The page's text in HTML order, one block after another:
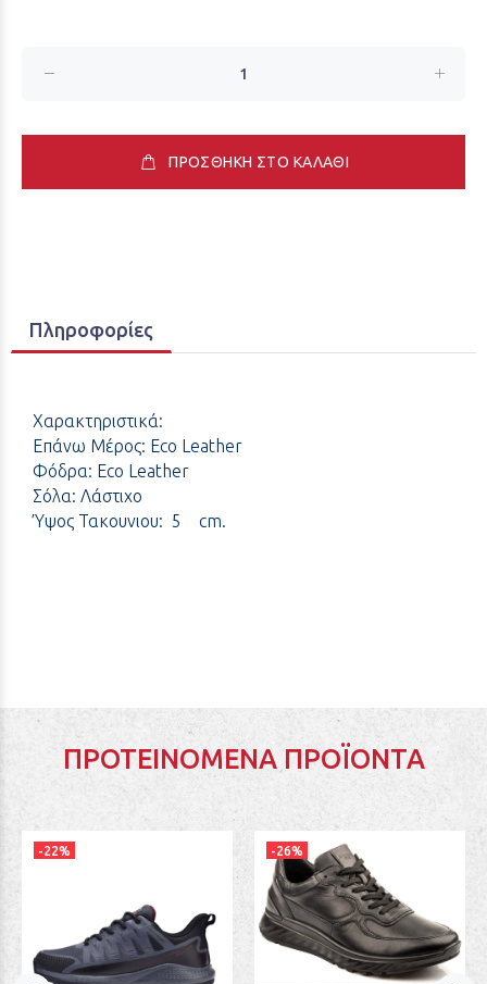
ΠΡΟΣΘΗΚΗ ΣΤΟ ΚΑΛΑΘΙ
Πληροφορίες
Χαρακτηριστικά:
Επάνω Μέρος: Eco Leather
Φόδρα: Eco Leather
Σόλα: Λάστιχο
Ύψος Τακουνιου: 5 cm.
ΠΡΟΤΕΙΝΌΜΕΝΑ ΠΡΟΪΌΝΤΑ
-22% -26%